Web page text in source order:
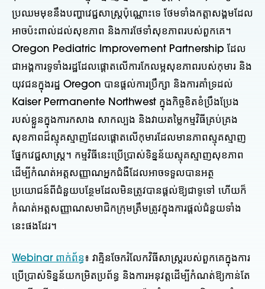
ប្រឈមមុខនឹងបញ្ហាវេជ្ជសាស្រ្តប៉ុណ្ណោះទេ ថែមទាំងកត្តាសង្គមដែល
អាចប៉ះពាល់ដល់សុខភាព និងការថែទាំសុខភាពរបស់ពួកគេ។
Oregon Pediatric Improvement Partnership ដែល
ជាអង្គការទូទាំងរដ្ឋដែលផ្តោតលើការកែលម្អសុខភាពរបស់កុមារ និង
យុវជនក្នុងរដ្ឋ Oregon បានផ្តល់ការប្រឹក្សា និងការគាំទ្រដល់
Kaiser Permanente Northwest ក្នុងកិច្ចខិតខំប្រឹងប្រែង
របស់ខ្លួនក្នុងការកសាង សាកល្បង និងវាយតម្លៃកម្មវិធីគ្រប់គ្រង
សុខភាពដ៏ស្មុគស្មាញដែលផ្តោតលើកុមារដែលមានភាពស្មុគស្មាញ
ផ្នែកវេជ្ជសាស្ត្រ។ កម្មវិធីនេះប្រើប្រាស់ទិន្នន័យស្មុគស្មាញសុខភាព
ដើម្បីកំណត់អត្តសញ្ញាណអ្នកជំងឺដែលអាចទទួលបានអត្ថ
ប្រយោជន៍ពីជំនួយបន្ថែមដែលមិនត្រូវបានផ្តល់ឱ្យជាទូទៅ ហើយក៏
កំណត់អត្តសញ្ញាណសមាជិកក្រុមត្រឹមត្រូវក្នុងការផ្តល់ជំនួយទាំង
នេះផងដែរ។
Webinar ពាក់ព័ន្ធ៖ វាគ្មិនចែករំលែកវិធីសាស្រ្តរបស់ពួកគេក្នុងការ
ប្រើប្រាស់ទិន្នន័យកម្រិតប្រព័ន្ធ និងការអនុវត្តដើម្បីកំណត់ឱ្យកាន់តែ